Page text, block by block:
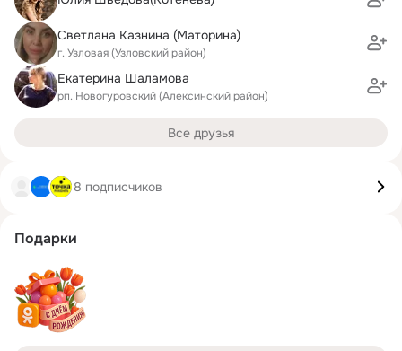
Светлана Казнина (Маторина)
г. Узловая (Узловский район)
Екатерина Шаламова
рп. Новогуровский (Алексинский район)
Все друзья
8 подписчиков
Подарки